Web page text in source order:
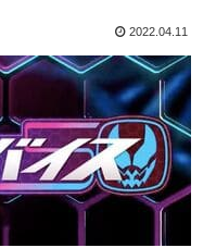
2022.04.11